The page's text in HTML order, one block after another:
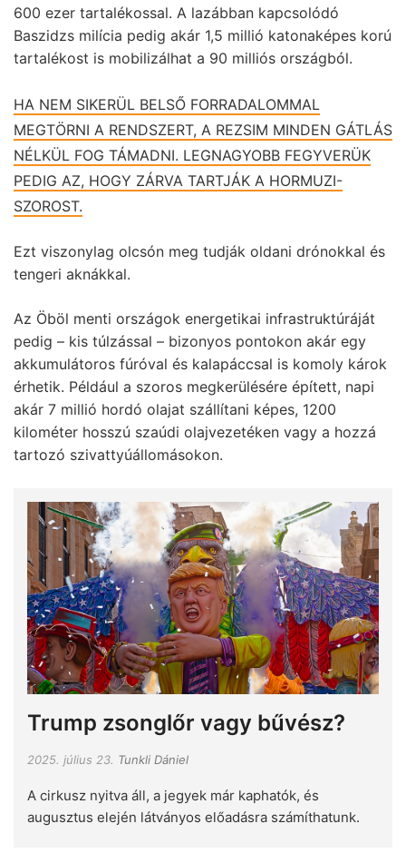
600 ezer tartalékossal. A lazábban kapcsolódó
Baszidzs milícia pedig akár 1,5 millió katonaképes korú
tartalékost is mobilizálhat a 90 milliós országból.
HA NEM SIKERÜL BELSŐ FORRADALOMMAL
MEGTÖRNI A RENDSZERT, A REZSIM MINDEN GÁTLÁS
NÉLKÜL FOG TÁMADNI. LEGNAGYOBB FEGYVERÜK
PEDIG AZ, HOGY ZÁRVA TARTJÁK A HORMUZI-
SZOROST.
Ezt viszonylag olcsón meg tudják oldani drónokkal és
tengeri aknákkal.
Az Öböl menti országok energetikai infrastruktúráját
pedig – kis túlzással – bizonyos pontokon akár egy
akkumulátoros fúróval és kalapáccsal is komoly károk
érhetik. Például a szoros megkerülésére épített, napi
akár 7 millió hordó olajat szállítani képes, 1200
kilométer hosszú szaúdi olajvezetéken vagy a hozzá
tartozó szivattyúállomásokon.
Trump zsonglőr vagy bűvész?
2025. július 23. Tunkli Dániel
A cirkusz nyitva áll, a jegyek már kaphatók, és
augusztus elején látványos előadásra számíthatunk.